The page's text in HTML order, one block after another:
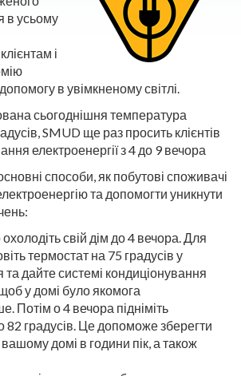
в усьому
і
в увімкненому світлі.
сьогоднішня температура
SMUD ще раз просить клієнтів
електроенергії з 4 до 9 вечора
способи, як побутові споживачі
та допомогти уникнути
свій дім до 4 вечора. Для
термостат на 75 градусів у
та дайте системі кондиціонування
у домі було якомога
Потім о 4 вечора підніміть
82 градусів. Це допоможе зберегти
домі в години пік, а також